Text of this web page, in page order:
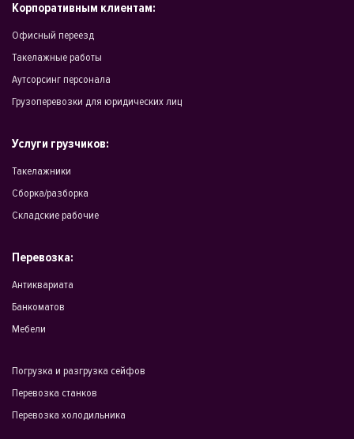
Корпоративным клиентам:
Офисный переезд
Такелажные работы
Аутсорсинг персонала
Грузоперевозки для юридических лиц
Услуги грузчиков:
Такелажники
Сборка/разборка
Складские рабочие
Перевозка:
Антиквариата
Банкоматов
Мебели
Погрузка и разгрузка сейфов
Перевозка станков
Перевозка холодильника